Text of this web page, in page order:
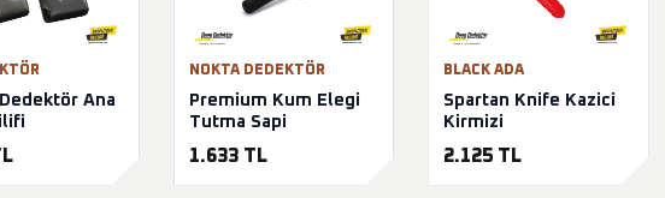
Ana
NOKTA DEDEKTÖR
Premium Kum Elegi
Tutma Sapi
1.633 TL
BLACK ADA
Spartan Knife Kazici
Kirmizi
2.125 TL